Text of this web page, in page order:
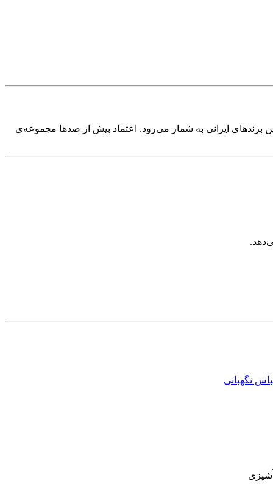
برندهای ایرانی به شمار می‌رود. اعتماد بیش از صدها مجموعه‌ی
نگهبانی